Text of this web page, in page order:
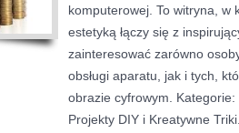
komputerowej. To witryna, w
estetyką łączy się z
zainteresować zarówno
obsługi aparatu, jak i tych,
obrazie cyfrowym.
Projekty DIY i Kreatywne